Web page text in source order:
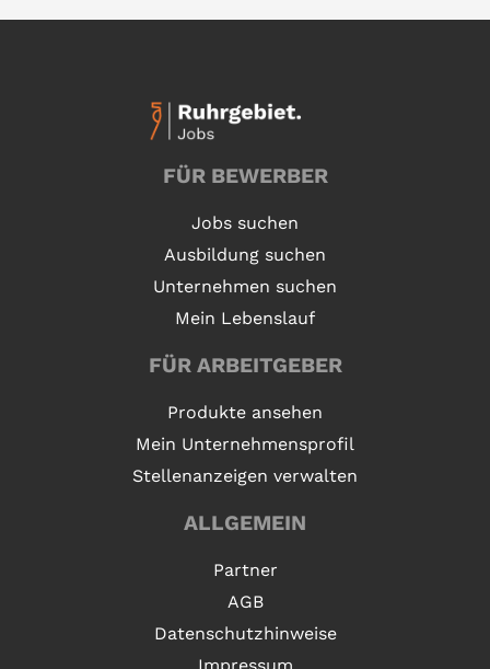
FÜR BEWERBER
Jobs suchen
Ausbildung suchen
Unternehmen suchen
Mein Lebenslauf
FÜR ARBEITGEBER
Produkte ansehen
Mein Unternehmensprofil
Stellenanzeigen verwalten
ALLGEMEIN
Partner
AGB
Datenschutzhinweise